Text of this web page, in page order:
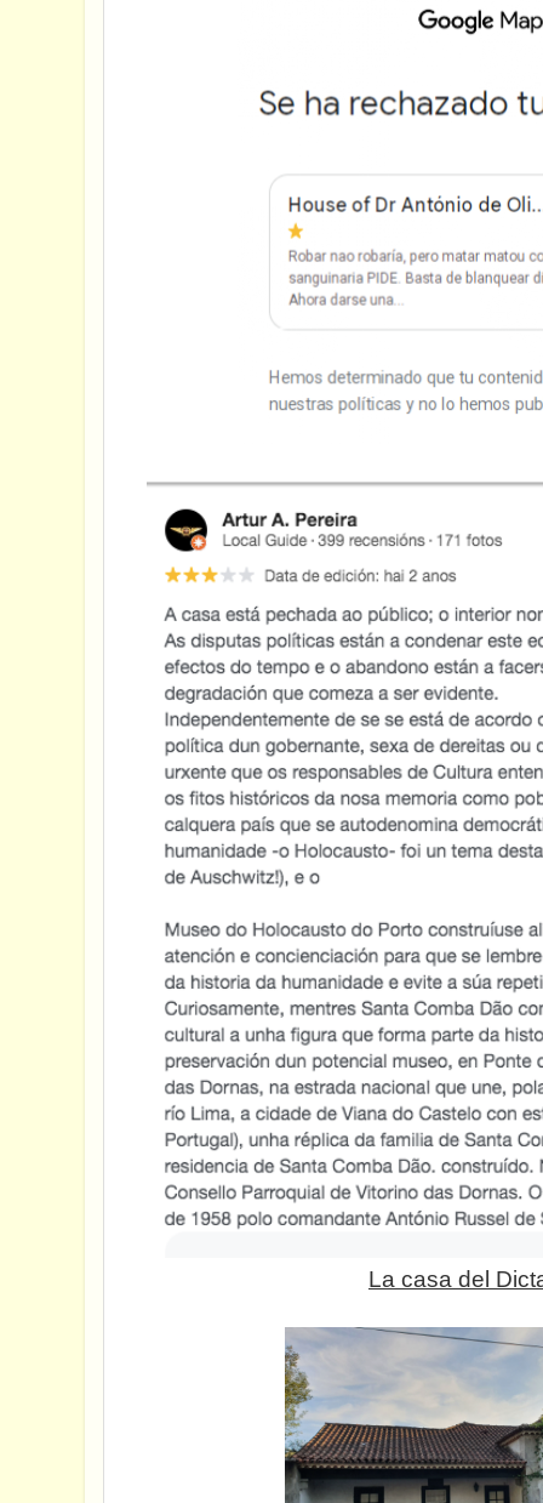
La casa del